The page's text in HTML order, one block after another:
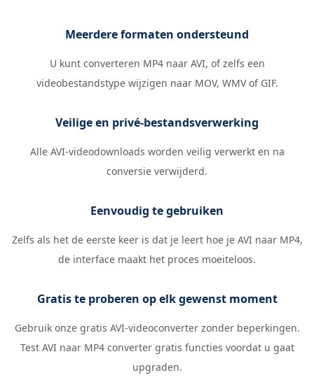
Meerdere formaten ondersteund
U kunt converteren MP4 naar AVI, of zelfs een
videobestandstype wijzigen naar MOV, WMV of GIF.
Veilige en privé-bestandsverwerking
Alle AVI-videodownloads worden veilig verwerkt en na
conversie verwijderd.
Eenvoudig te gebruiken
Zelfs als het de eerste keer is dat je leert hoe je AVI naar MP4,
de interface maakt het proces moeiteloos.
Gratis te proberen op elk gewenst moment
Gebruik onze gratis AVI-videoconverter zonder beperkingen.
Test AVI naar MP4 converter gratis functies voordat u gaat
upgraden.